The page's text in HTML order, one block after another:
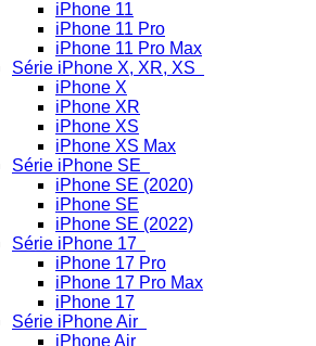
iPhone 11
iPhone 11 Pro
iPhone 11 Pro Max
Série iPhone X, XR, XS
iPhone X
iPhone XR
iPhone XS
iPhone XS Max
Série iPhone SE
iPhone SE (2020)
iPhone SE
iPhone SE (2022)
Série iPhone 17
iPhone 17 Pro
iPhone 17 Pro Max
iPhone 17
Série iPhone Air
iPhone Air